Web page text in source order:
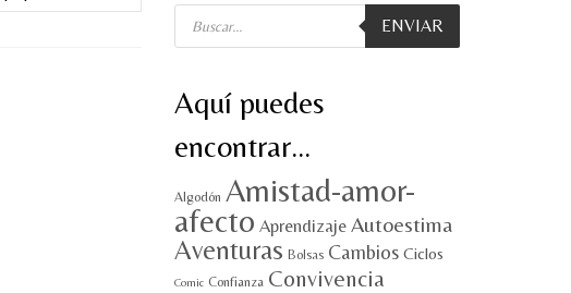
Búsqueda
productos
ENVIAR
Aquí puedes
encontrar…
Algodón Amistad-amor-
afecto Aprendizaje Autoestima
Aventuras Bolsas Cambios Ciclos
Comic Confianza Convivencia